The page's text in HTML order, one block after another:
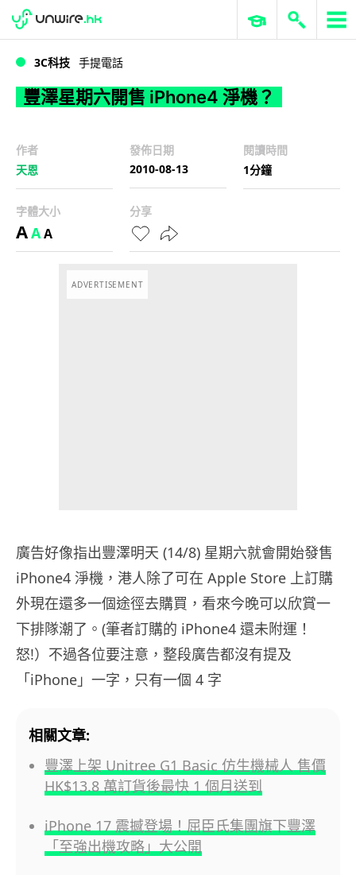
豐澤星期六開售 iPhone4 淨機？
WWDC 2026 ERP 與商業 AI
3C科技 手提電話
豐澤星期六開售 iPhone4 淨機？
作者
天恩
發佈日期
2010-08-13
閱讀時間
1分鐘
字體大小
AAA
分享
ADVERTISEMENT
廣告好像指出豐澤明天 (14/8) 星期六就會開始發售
iPhone4 淨機，港人除了可在 Apple Store 上訂購
外現在還多一個途徑去購買，看來今晚可以欣賞一
下排隊潮了。(筆者訂購的 iPhone4 還未附運！
怒!）不過各位要注意，整段廣告都沒有提及
「iPhone」一字，只有一個 4 字
相關文章:
豐澤上架 Unitree G1 Basic 仿生機械人 售價
HK$13.8 萬訂貨後最快 1 個月送到
iPhone 17 震撼登場！屈臣氏集團旗下豐澤
「至強出機攻略」大公開